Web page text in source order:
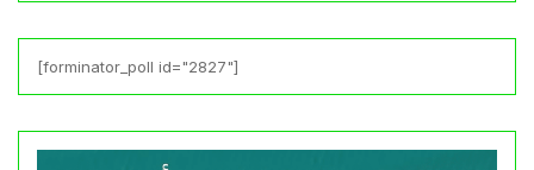
[forminator_poll id="2827"]